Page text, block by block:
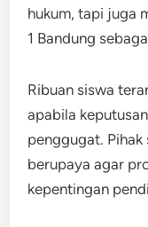
hukum, tapi juga
1 Bandung
Ribuan siswa
apabila
penggugat.
berupaya agar
kepentingan